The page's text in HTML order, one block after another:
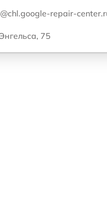
repair-
75